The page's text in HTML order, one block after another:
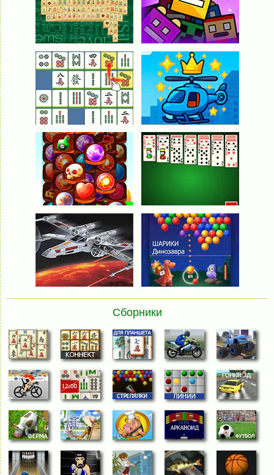
Сборники